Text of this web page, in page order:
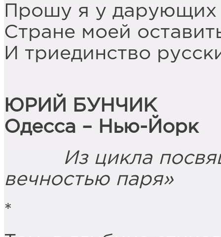
Прошу я у дарующих
Стране моей
И триединство
ЮРИЙ БУНЧИК
Одесса – Нью-Йорк
Из цикла
вечностью паря»
*